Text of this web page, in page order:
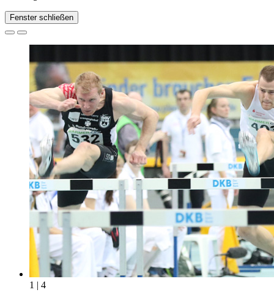
Fenster schließen
1 | 4